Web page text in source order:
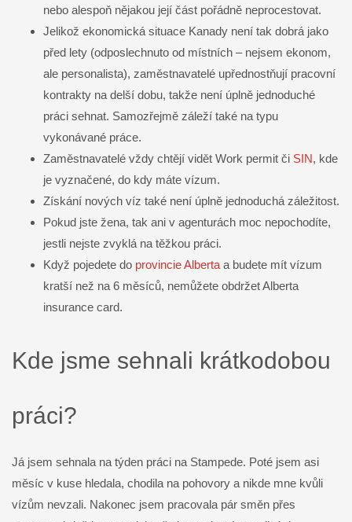
nebo alespoň nějakou její část pořádně neprocestovat.
Jelikož ekonomická situace Kanady není tak dobrá jako
před lety (odposlechnuto od místních – nejsem ekonom,
ale personalista), zaměstnavatelé upřednostňují pracovní
kontrakty na delší dobu, takže není úplně jednoduché
práci sehnat. Samozřejmě záleží také na typu
vykonávané práce.
Zaměstnavatelé vždy chtějí vidět Work permit či SIN, kde
je vyznačené, do kdy máte vízum.
Získání nových víz také není úplně jednoduchá záležitost.
Pokud jste žena, tak ani v agenturách moc nepochodíte,
jestli nejste zvyklá na těžkou práci.
Když pojedete do provincie Alberta a budete mít vízum
kratší než na 6 měsíců, nemůžete obdržet Alberta
insurance card.
Kde jsme sehnali krátkodobou
práci?
Já jsem sehnala na týden práci na Stampede. Poté jsem asi
měsíc v kuse hledala, chodila na pohovory a nikde mne kvůli
vízům nevzali. Nakonec jsem pracovala pár směn přes